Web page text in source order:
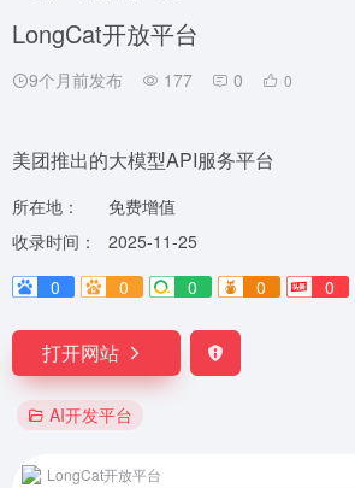
LongCat开放平台
9个月前发布 177 0 0
美团推出的大模型API服务平台
所在地：
免费增值
收录时间：
2025-11-25
0
0 0 0 0
打开网站
AI开发平台
LongCat开放平台